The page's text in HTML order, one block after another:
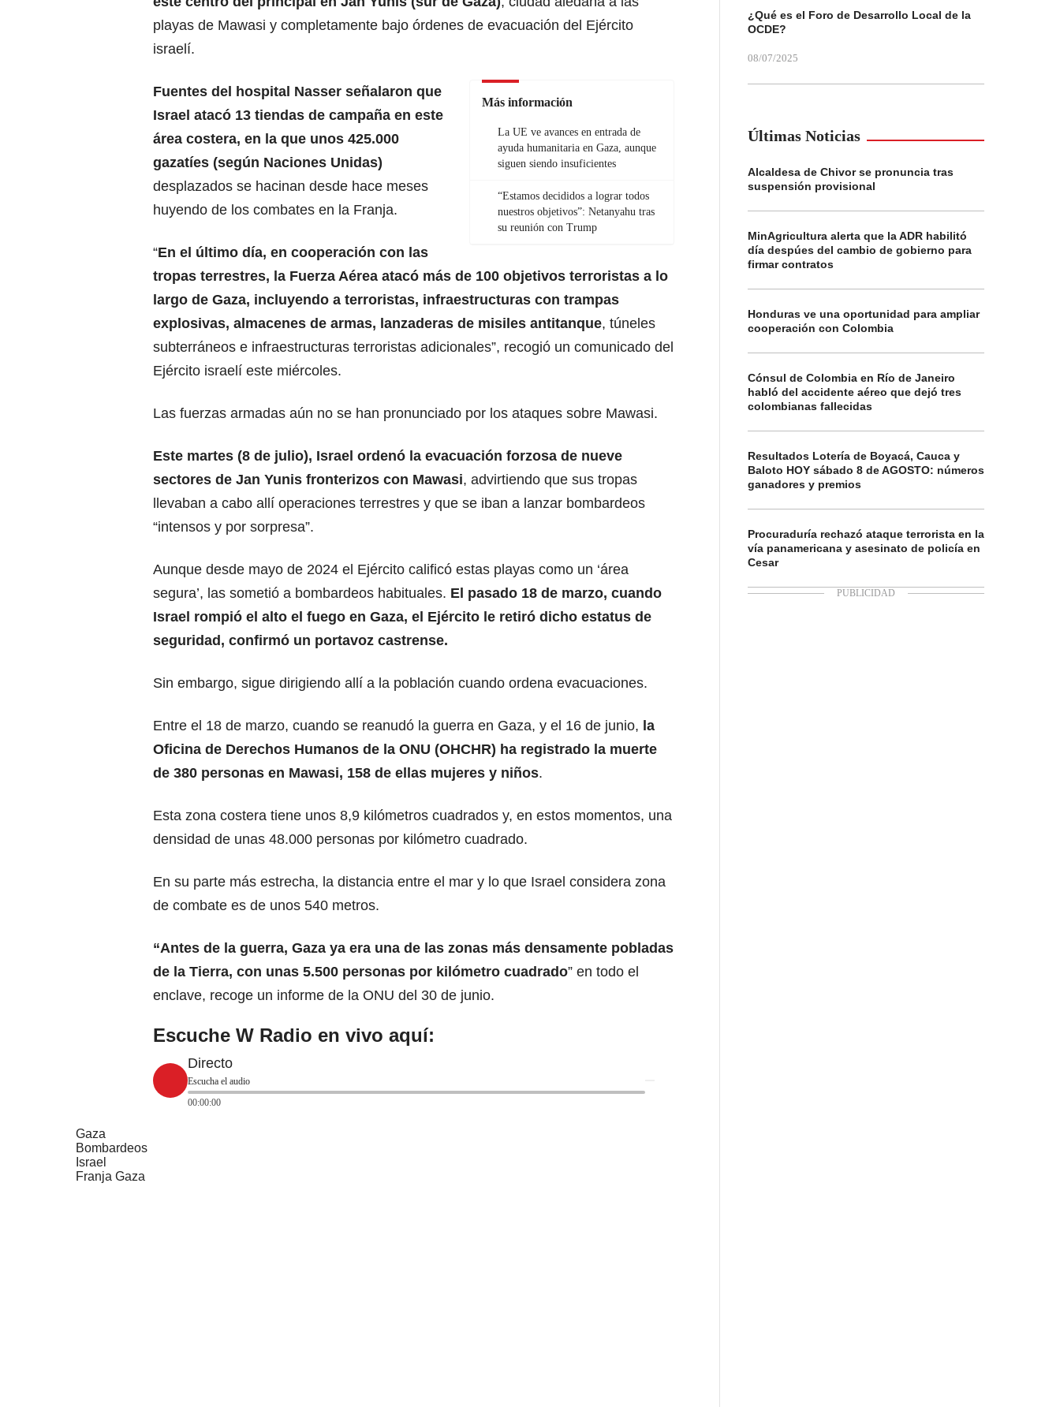
playas de Mawasi y completamente bajo órdenes de evacuación del Ejército
israelí.
Más información
La UE ve avances en entrada de
ayuda humanitaria en Gaza, aunque
siguen siendo insuficientes
“Estamos decididos a lograr todos
nuestros objetivos”: Netanyahu tras
su reunión con Trump
Fuentes del hospital Nasser señalaron que
Israel atacó 13 tiendas de campaña en este
área costera, en la que unos 425.000
gazatíes (según Naciones Unidas)
desplazados se hacinan desde hace meses
huyendo de los combates en la Franja.
“En el último día, en cooperación con las
tropas terrestres, la Fuerza Aérea atacó más de 100 objetivos terroristas a lo
largo de Gaza, incluyendo a terroristas, infraestructuras con trampas
explosivas, almacenes de armas, lanzaderas de misiles antitanque, túneles
subterráneos e infraestructuras terroristas adicionales”, recogió un comunicado del
Ejército israelí este miércoles.
Las fuerzas armadas aún no se han pronunciado por los ataques sobre Mawasi.
Este martes (8 de julio), Israel ordenó la evacuación forzosa de nueve
sectores de Jan Yunis fronterizos con Mawasi, advirtiendo que sus tropas
llevaban a cabo allí operaciones terrestres y que se iban a lanzar bombardeos
“intensos y por sorpresa”.
Aunque desde mayo de 2024 el Ejército calificó estas playas como un ‘área
segura’, las sometió a bombardeos habituales. El pasado 18 de marzo, cuando
Israel rompió el alto el fuego en Gaza, el Ejército le retiró dicho estatus de
seguridad, confirmó un portavoz castrense.
Sin embargo, sigue dirigiendo allí a la población cuando ordena evacuaciones.
Entre el 18 de marzo, cuando se reanudó la guerra en Gaza, y el 16 de junio, la
Oficina de Derechos Humanos de la ONU (OHCHR) ha registrado la muerte
de 380 personas en Mawasi, 158 de ellas mujeres y niños.
Esta zona costera tiene unos 8,9 kilómetros cuadrados y, en estos momentos, una
densidad de unas 48.000 personas por kilómetro cuadrado.
En su parte más estrecha, la distancia entre el mar y lo que Israel considera zona
de combate es de unos 540 metros.
“Antes de la guerra, Gaza ya era una de las zonas más densamente pobladas
de la Tierra, con unas 5.500 personas por kilómetro cuadrado” en todo el
enclave, recoge un informe de la ONU del 30 de junio.
Escuche W Radio en vivo aquí:
Directo
Escucha el audio
00:00:00
Gaza
Bombardeos
Israel
Franja Gaza
¿Qué es el Foro de Desarrollo Local de la
OCDE?
08/07/2025
Últimas Noticias
Alcaldesa de Chivor se pronuncia tras
suspensión provisional
MinAgricultura alerta que la ADR habilitó
día despúes del cambio de gobierno para
firmar contratos
Honduras ve una oportunidad para ampliar
cooperación con Colombia
Cónsul de Colombia en Río de Janeiro
habló del accidente aéreo que dejó tres
colombianas fallecidas
Resultados Lotería de Boyacá, Cauca y
Baloto HOY sábado 8 de AGOSTO: números
ganadores y premios
Procuraduría rechazó ataque terrorista en la
vía panamericana y asesinato de policía en
Cesar